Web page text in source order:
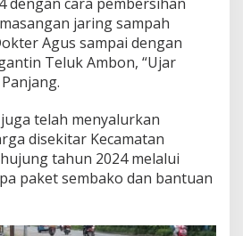
jaring sampah
Agus sampai dengan
Teluk Ambon, “Ujar
telah menyalurkan
disekitar Kecamatan
tahun 2024 melalui
paket sembako dan bantuan